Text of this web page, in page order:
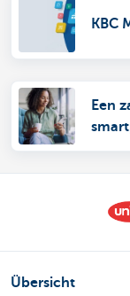
KBC
Een
Übersicht